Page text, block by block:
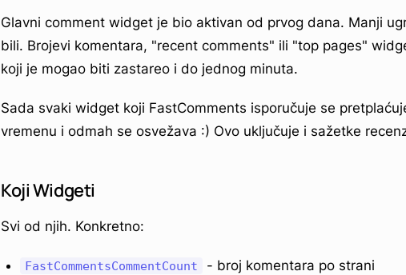
Glavni comment widget je bio aktivan od prvog dana. Manji
bili. Brojevi komentara, "recent comments" ili "top pages"
koji je mogao biti zastareo i do jednog minuta.
Sada svaki widget koji FastComments isporučuje se
vremenu i odmah se osvežava :) Ovo uključuje i sažetke
Koji Widgeti
Svi od njih. Konkretno:
FastCommentsCommentCount - broj komentara po strani